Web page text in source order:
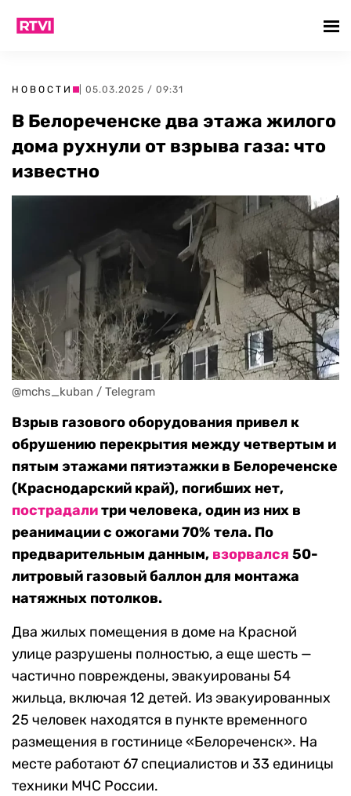
НОВОСТИ | 05.03.2025 / 09:31
В Белореченске два этажа жилого
дома рухнули от взрыва газа: что
известно
@mchs_kuban / Telegram
Взрыв газового оборудования привел к
обрушению перекрытия между четвертым и
пятым этажами пятиэтажки в Белореченске
(Краснодарский край), погибших нет,
пострадалитри человека, один из них в
реанимации с ожогами 70% тела. По
предварительным данным, взорвался 50-
литровый газовый баллон для монтажа
натяжных потолков.
Два жилых помещения в доме на Красной
улице разрушены полностью, а еще шесть —
частично повреждены, эвакуированы 54
жильца, включая 12 детей. Из эвакуированных
25 человек находятся в пункте временного
размещения в гостинице «Белореченск». На
месте работают 67 специалистов и 33 единицы
техники МЧС России.